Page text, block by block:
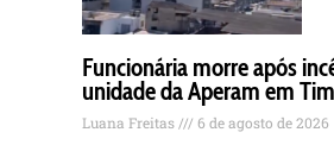
Funcionária morre após
unidade da Aperam em
Luana Freitas 6 de agosto de 2026